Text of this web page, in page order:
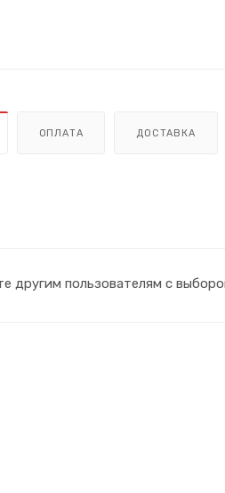
ОПЛАТА ДОСТАВКА
другим пользователям с